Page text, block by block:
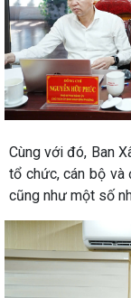
Cùng với đó, Ban
tổ chức, cán bộ
cũng như một số